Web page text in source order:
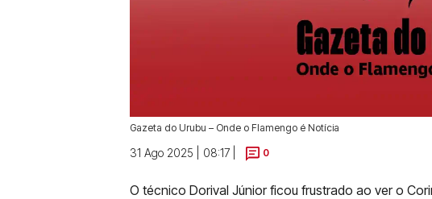
Gazeta do Urubu – Onde o Flamengo é Notícia
31 Ago 2025 | 08:17 | 0
O técnico Dorival Júnior ficou frustrado ao ver o